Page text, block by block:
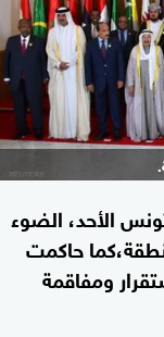
الأحد، الضوء
حاكمت
ومفاقمة